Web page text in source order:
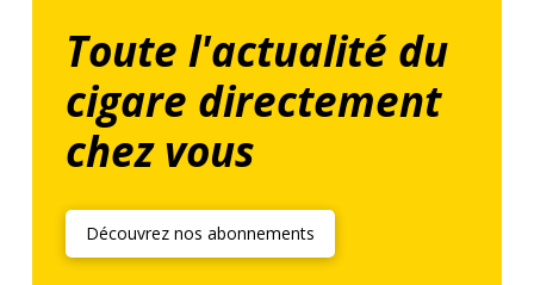
Toute l'actualité du
cigare directement
chez vous
Découvrez nos abonnements